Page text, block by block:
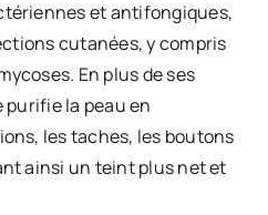
et antifongiques,
cutanées, y compris
En plus de ses
la peau en
les taches, les boutons
ainsi un teint plus net et